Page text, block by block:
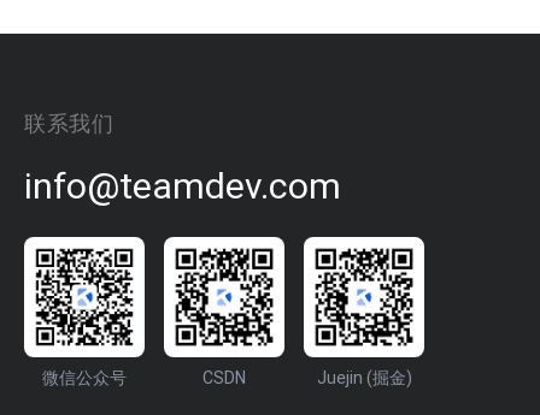
联系我们
info@teamdev.com
微信公众号 CSDN Juejin (掘金)